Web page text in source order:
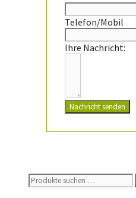
Telefon/Mobil
Ihre Nachricht:
Nachricht senden
Suchen
nach: